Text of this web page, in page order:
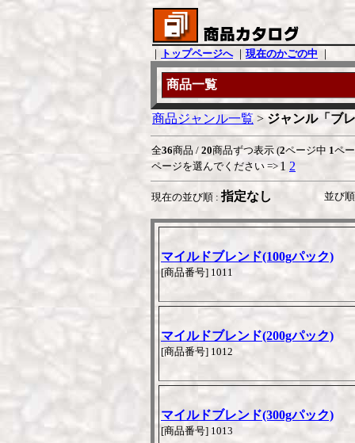
｜ トップページへ｜ 現在のかごの中 ｜
商品一覧
商品ジャンル一覧 >ジャンル「ブ
全36商品 / 20商品ずつ表示 (2ページ中 1ペ
ページを選んでください => 1 2
現在の並び順 :指定なし 並び
マイルドブレンド(100gパック)
[商品番号] 1011
マイルドブレンド(200gパック)
[商品番号] 1012
マイルドブレンド(300gパック)
[商品番号] 1013